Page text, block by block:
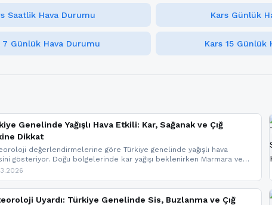
Saatlik Hava Durumu Kars Günlük
7 Günlük Hava Durumu Kars 15 Günlük
Genelinde Yağışlı Hava Etkili: Kar, Sağanak ve Çığ
Dikkat
değerlendirmelerine göre Türkiye genelinde yağışlı hava
gösteriyor. Doğu bölgelerinde kar yağışı beklenirken Marmara ve
Ege’de sağanak yağmur, yüksek kesimlerde ise çığ tehlikesi
belirtiliyor.
Uyardı: Türkiye Genelinde Sis, Buzlanma ve Çığ